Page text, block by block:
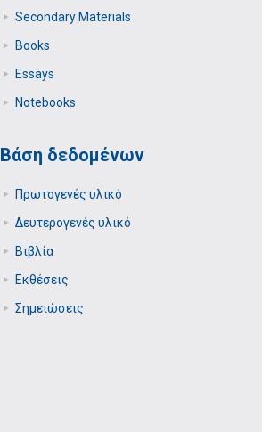
Secondary Μaterials
Books
Essays
Notebooks
Βάση δεδομένων
Πρωτογενές υλικό
Δευτερογενές υλικό
Βιβλία
Εκθέσεις
Σημειώσεις